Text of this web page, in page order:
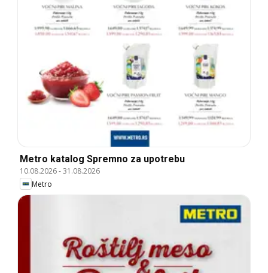
Metro katalog Spremno za upotrebu
10.08.2026-31.08.2026
Metro